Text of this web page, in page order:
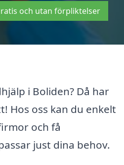
och utan förpliktelser
i Boliden? Då har
Hos oss kan du enkelt
och få
just dina behov.